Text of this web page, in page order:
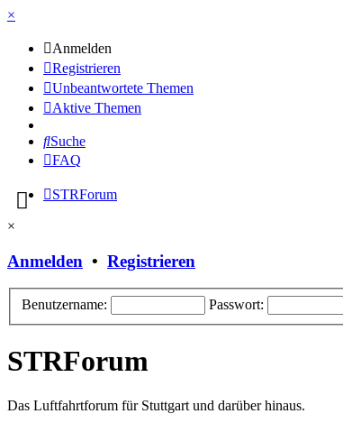
×
Anmelden
Registrieren
Unbeantwortete Themen
Aktive Themen
Suche
FAQ
STRForum
×
Anmelden • Registrieren
Benutzername: Passwort:
STRForum
Das Luftfahrtforum für Stuttgart und darüber hinaus.